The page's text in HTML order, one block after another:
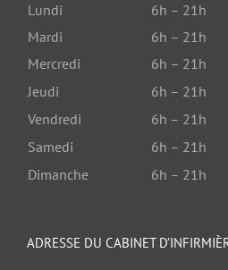
Lundi
6h – 21h
Mardi
6h – 21h
Mercredi
6h – 21h
Jeudi
6h – 21h
Vendredi
6h – 21h
Samedi
6h – 21h
Dimanche
6h – 21h
ADRESSE DU CABINET